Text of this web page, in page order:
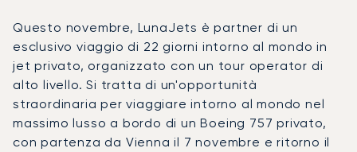
Questo novembre, LunaJets è partner di un
esclusivo viaggio di 22 giorni intorno al mondo in
jet privato, organizzato con un tour operator di
alto livello. Si tratta di un'opportunità
straordinaria per viaggiare intorno al mondo nel
massimo lusso a bordo di un Boeing 757 privato,
con partenza da Vienna il 7 novembre e ritorno il